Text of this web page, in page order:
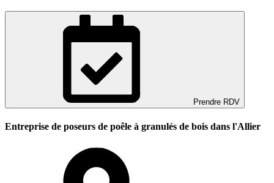
Prendre RDV
Entreprise de poseurs de poêle à granulés de bois dans l'Allier